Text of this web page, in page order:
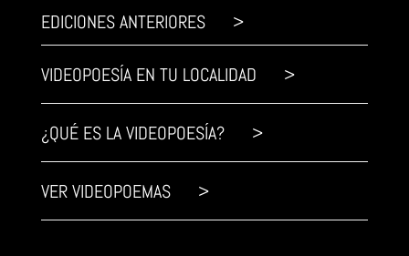
EDICIONES ANTERIORES >
VIDEOPOESÍA EN TU LOCALIDAD >
¿QUÉ ES LA VIDEOPOESÍA? >
VER VIDEOPOEMAS >